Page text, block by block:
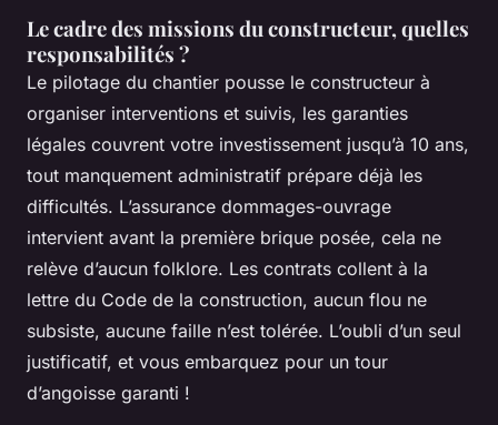
Le cadre des missions du constructeur, quelles
responsabilités ?
Le pilotage du chantier pousse le constructeur à
organiser interventions et suivis, les garanties
légales couvrent votre investissement jusqu’à 10 ans,
tout manquement administratif prépare déjà les
difficultés. L’assurance dommages-ouvrage
intervient avant la première brique posée, cela ne
relève d’aucun folklore. Les contrats collent à la
lettre du Code de la construction, aucun flou ne
subsiste, aucune faille n’est tolérée. L’oubli d’un seul
justificatif, et vous embarquez pour un tour
d’angoisse garanti !